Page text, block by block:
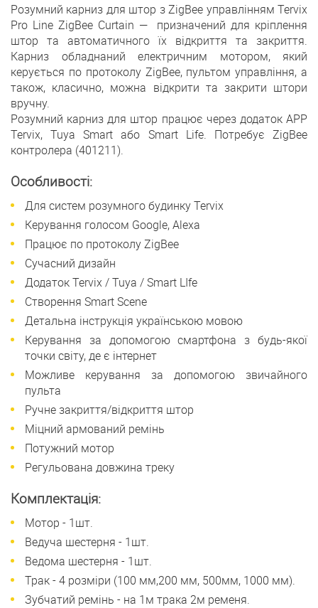
Розумний карниз для штор з ZigBee управлінням Tervix
Pro Line ZigBee Curtain — призначений для кріплення
штор та автоматичного їх відкриття та закриття.
Карниз обладнаний електричним мотором, який
керується по протоколу ZigBee, пультом управління, а
також, класично, можна відкрити та закрити штори
вручну.
Розумний карниз для штор працює через додаток APP
Tervix, Tuya Smart або Smart Life. Потребує ZigBee
контролера (401211).
Особливості:
Для систем розумного будинку Tervix
Керування голосом Google, Alexa
Працює по протоколу ZigBee
Сучасний дизайн
Додаток Tervix / Tuya / Smart LIfe
Створення Smart Scene
Детальна інструкція українською мовою
Керування за допомогою смартфона з будь-якої
точки світу, де є інтернет
Можливе керування за допомогою звичайного
пульта
Ручне закриття/відкриття штор
Міцний армований ремінь
Потужний мотор
Регульована довжина треку
Комплектація:
Мотор - 1шт.
Ведуча шестерня - 1шт.
Ведома шестерня - 1шт.
Трак - 4 розміри (100 мм,200 мм, 500мм, 1000 мм).
Зубчатий ремінь - на 1м трака 2м ременя.